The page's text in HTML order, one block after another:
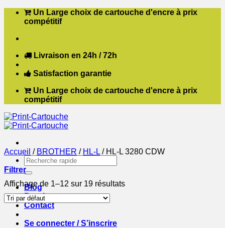
Passer Un Large choix de cartouche d'encre à prix
compétitif
Livraison en 24h / 72h
Satisfaction garantie
Un Large choix de cartouche d'encre à prix
compétitif
Recherche
pour :
Blog
Boutique
Contact
Se connecter / S’inscrire
Accueil / BROTHER / HL-L /HL-L 3280 CDW
Filtrer
Affichage de 1–12 sur 19 résultats